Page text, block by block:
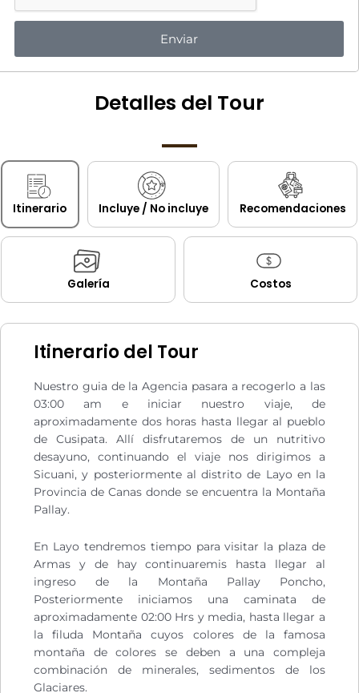
Enviar
Detalles del Tour
Itinerario Incluye / No incluye Recomendaciones
Galería Costos
Itinerario del Tour
Nuestro guia de la Agencia pasara a recogerlo a las
03:00 am e iniciar nuestro viaje, de
aproximadamente dos horas hasta llegar al pueblo
de Cusipata. Allí disfrutaremos de un nutritivo
desayuno, continuando el viaje nos dirigimos a
Sicuani, y posteriormente al distrito de Layo en la
Provincia de Canas donde se encuentra la Montaña
Pallay.
En Layo tendremos tiempo para visitar la plaza de
Armas y de hay continuaremis hasta llegar al
ingreso de la Montaña Pallay Poncho,
Posteriormente iniciamos una caminata de
aproximadamente 02:00 Hrs y media, hasta llegar a
la filuda Montaña cuyos colores de la famosa
montaña de colores se deben a una compleja
combinación de minerales, sedimentos de los
Glaciares.